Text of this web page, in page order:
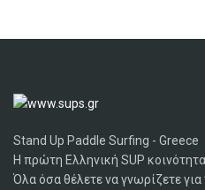
Stand Up Paddle Surfing - Greece
Η πρώτη Ελληνική SUP
Όλα όσα θέλετε να γνωρίζετε για